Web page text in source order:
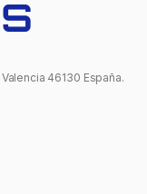
46130 España.